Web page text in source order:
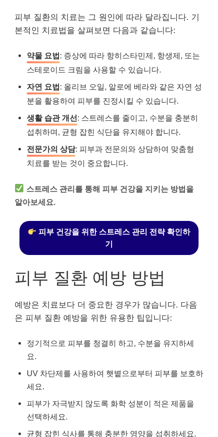
피부 질환의 치료는 그 원인에 따라 달라집니다. 기
본적인 치료법을 살펴보면 다음과 같습니다:
약물 요법: 증상에 따라 항히스타민제, 항생제, 또는
스테로이드 크림을 사용할 수 있습니다.
자연 요법: 올리브 오일, 알로에 베라와 같은 자연 성
분을 활용하여 피부를 진정시킬 수 있습니다.
생활 습관 개선: 스트레스를 줄이고, 수분을 충분히
섭취하며, 균형 잡힌 식단을 유지해야 합니다.
전문가의 상담: 피부과 전문의와 상담하여 맞춤형
치료를 받는 것이 중요합니다.
스트레스 관리를 통해 피부 건강을 지키는 방법을
알아보세요.
피부 건강을 위한 스트레스 관리 전략 확인하
기
피부 질환 예방 방법
예방은 치료보다 더 중요한 경우가 많습니다. 다음
은 피부 질환 예방을 위한 유용한 팁입니다:
정기적으로 피부를 청결히 하고, 수분을 유지하세
요.
UV 차단제를 사용하여 햇볕으로부터 피부를 보호하
세요.
피부가 자극받지 않도록 화학 성분이 적은 제품을
선택하세요.
균형 잡힌 식사를 통해 충분한 영양을 섭취하세요.